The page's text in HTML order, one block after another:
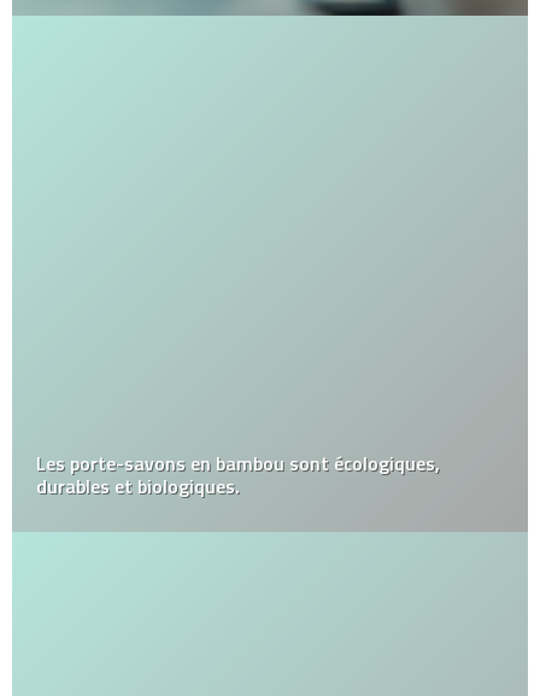
Les porte-savons en bambou sont écologiques,
durables et biologiques.